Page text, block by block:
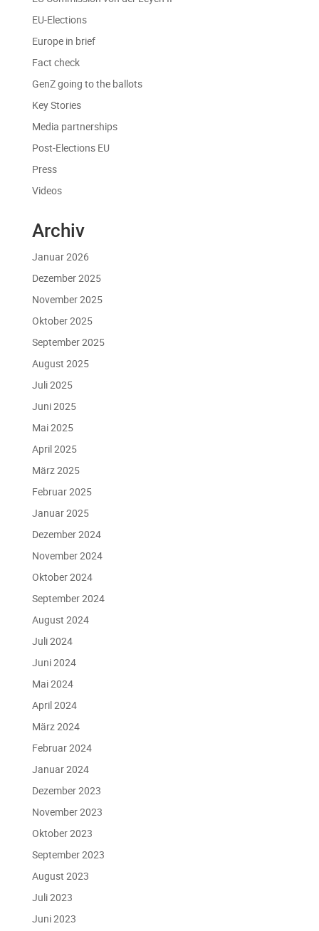
EU-Elections
Europe in brief
Fact check
GenZ going to the ballots
Key Stories
Media partnerships
Post-Elections EU
Press
Videos
Archiv
Januar 2026
Dezember 2025
November 2025
Oktober 2025
September 2025
August 2025
Juli 2025
Juni 2025
Mai 2025
April 2025
März 2025
Februar 2025
Januar 2025
Dezember 2024
November 2024
Oktober 2024
September 2024
August 2024
Juli 2024
Juni 2024
Mai 2024
April 2024
März 2024
Februar 2024
Januar 2024
Dezember 2023
November 2023
Oktober 2023
September 2023
August 2023
Juli 2023
Juni 2023